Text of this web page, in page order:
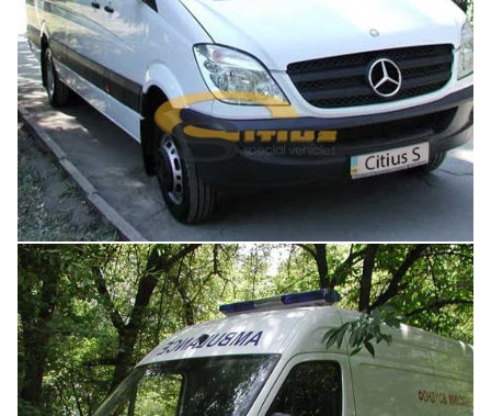
Увеличить